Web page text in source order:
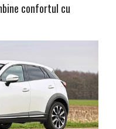
confortul cu